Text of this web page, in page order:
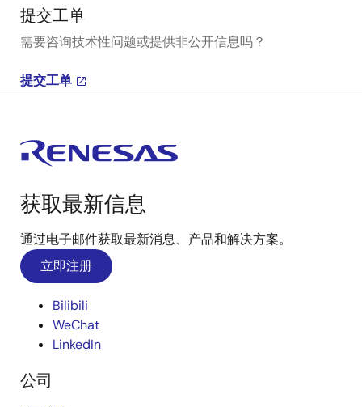
提交工单
需要咨询技术性问题或提供非公开信息吗？
提交工单
获取最新信息
通过电子邮件获取最新消息、产品和解决方案。
立即注册
Bilibili
WeChat
LinkedIn
公司